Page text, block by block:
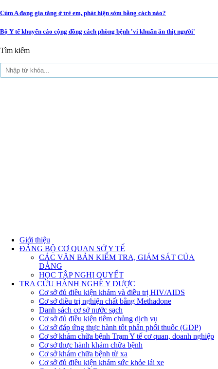
Cúm A đang gia tăng ở trẻ em, phát hiện sớm bằng cách nào?
Bộ Y tế khuyến cáo cộng đồng cách phòng bệnh 'vi khuẩn ăn thịt người'
Tìm kiếm
Giới thiệu
ĐẢNG BỘ CƠ QUAN SỞ Y TẾ
CÁC VĂN BẢN KIỂM TRA, GIÁM SÁT CỦA
ĐẢNG
HỌC TẬP NGHỊ QUYẾT
TRA CỨU HÀNH NGHỀ Y DƯỢC
Cơ sở đủ điều kiện khám và điều trị HIV/AIDS
Cơ sở điều trị nghiện chất bằng Methadone
Danh sách cơ sở nước sạch
Cơ sở đủ điều kiện tiêm chủng dịch vụ
Cơ sở đáp ứng thực hành tốt phân phối thuốc (GDP)
Cơ sở khám chữa bệnh Trạm Y tế cơ quan, doanh nghiệp
Cơ sở thực hành khám chữa bệnh
Cơ sở khám chữa bệnh từ xa
Cơ sở đủ điều kiện khám sức khỏe lái xe